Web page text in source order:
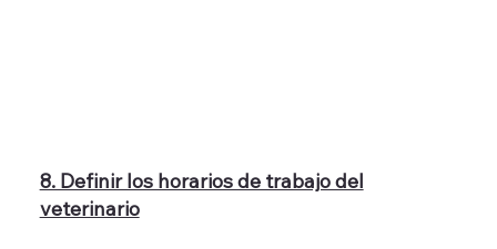
8. Definir los horarios de trabajo del
veterinario